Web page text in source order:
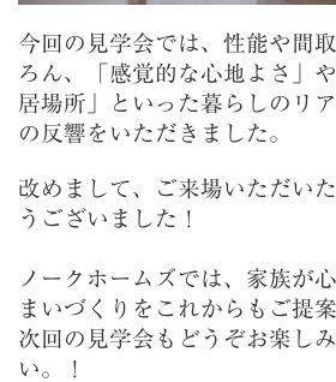
今回の見学会では、性能や間
ろん、「感覚的な心地よさ」
居場所」といった暮らしのリ
の反響をいただきました。
改めまして、ご来場いただい
うございました！
ノークホームズでは、家族が
まいづくりをこれからもご提
次回の見学会もどうぞお楽し
い。！